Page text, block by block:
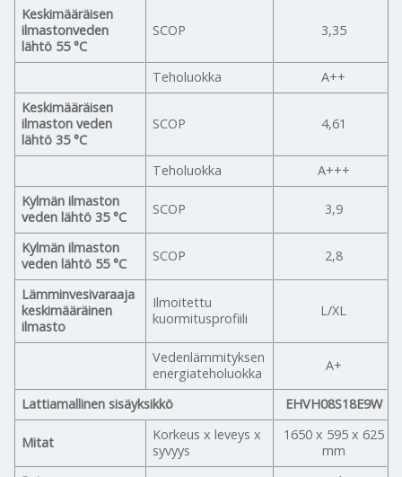
Keskimääräisen
ilmastonveden
lähtö 55 °C
SCOP 3,35
Teholuokka
A++
Keskimääräisen
ilmaston veden
lähtö 35 °C
SCOP 4,61
Teholuokka
A+++
Kylmän ilmaston
veden lähtö 35 °C
SCOP 3,9
Kylmän ilmaston
veden lähtö 55 °C
SCOP 2,8
Lämminvesivaraaja
keskimääräinen
ilmasto
Ilmoitettu
kuormitusprofiili
L/XL
Vedenlämmityksen
energiateholuokka
A+
Lattiamallinen sisäyksikkö EHVH08S18E9W
Mitat
Korkeus x leveys x
syvyys
1650 x 595 x 625
mm